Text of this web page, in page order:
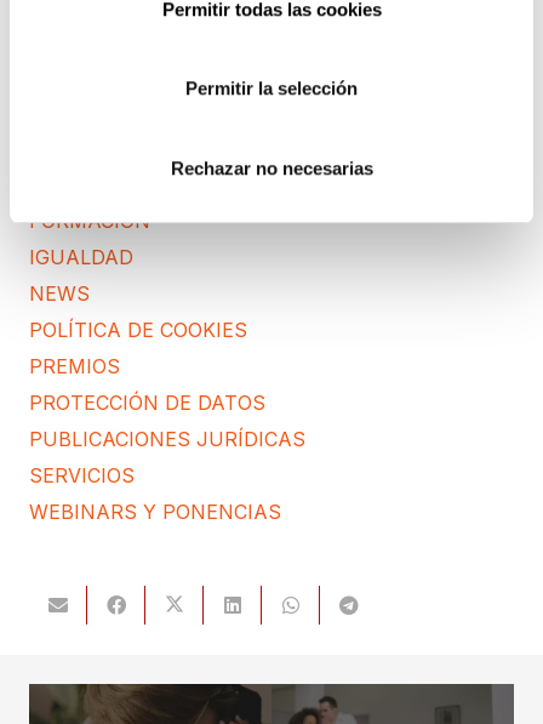
Permitir todas las cookies
Permitir la selección
Rechazar no necesarias
FORMACIÓN
IGUALDAD
NEWS
POLÍTICA DE COOKIES
PREMIOS
PROTECCIÓN DE DATOS
PUBLICACIONES JURÍDICAS
SERVICIOS
WEBINARS Y PONENCIAS